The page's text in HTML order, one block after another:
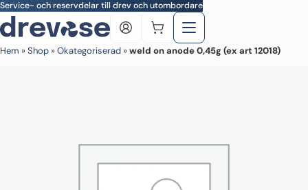
Skip to main content
Service- och reservdelar till drev och utombordare
Hem »Shop »Okategoriserad »weld on anode 0,45g (ex art 12018)